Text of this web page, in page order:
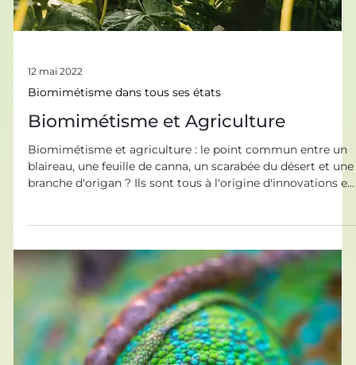
Biomimétisme dans tous ses états
Biomimétisme et Agriculture
Biomimétisme et agriculture : le point commun entre un
blaireau, une feuille de canna, un scarabée du désert et une